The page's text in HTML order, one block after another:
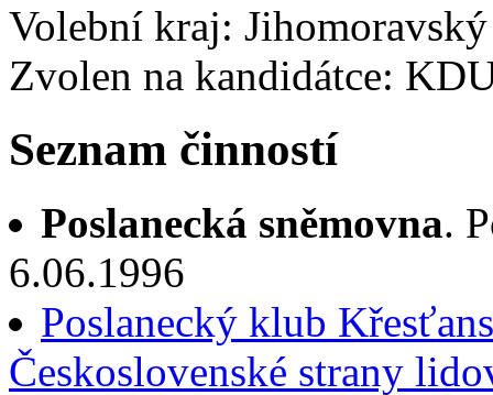
Volební kraj: Jihomoravský
Zvolen na kandidátce:
Seznam činností
Poslanecká sněmovna.
6.06.1996
Poslanecký klub
Československé strany